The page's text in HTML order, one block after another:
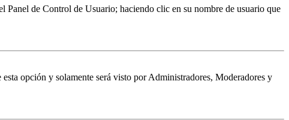
Panel de Control de Usuario; haciendo clic en su nombre de usuario que
esta opción y solamente será visto por Administradores, Moderadores y